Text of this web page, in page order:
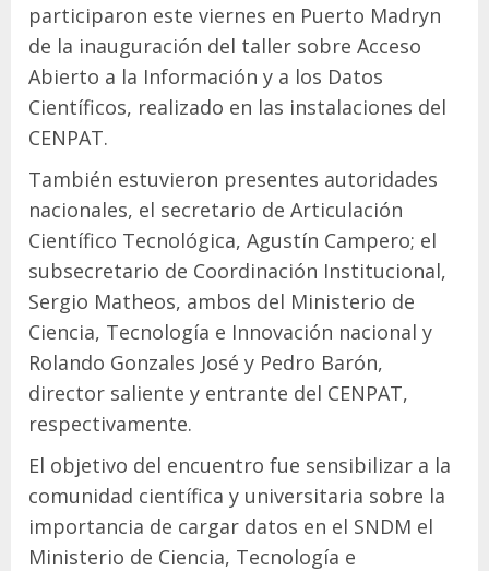
participaron este viernes en Puerto Madryn
de la inauguración del taller sobre Acceso
Abierto a la Información y a los Datos
Científicos, realizado en las instalaciones del
CENPAT.
También estuvieron presentes autoridades
nacionales, el secretario de Articulación
Científico Tecnológica, Agustín Campero; el
subsecretario de Coordinación Institucional,
Sergio Matheos, ambos del Ministerio de
Ciencia, Tecnología e Innovación nacional y
Rolando Gonzales José y Pedro Barón,
director saliente y entrante del CENPAT,
respectivamente.
El objetivo del encuentro fue sensibilizar a la
comunidad científica y universitaria sobre la
importancia de cargar datos en el SNDM el
Ministerio de Ciencia, Tecnología e